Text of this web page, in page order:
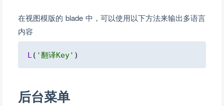
在视图模版的 blade 中，可以使用以下方法来输出多语言
内容
L ( '翻译Key' )
后台菜单